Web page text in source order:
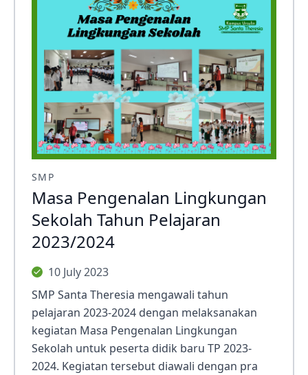
SMP
Masa Pengenalan Lingkungan
Sekolah Tahun Pelajaran
2023/2024
10 July 2023
SMP Santa Theresia mengawali tahun
pelajaran 2023-2024 dengan melaksanakan
kegiatan Masa Pengenalan Lingkungan
Sekolah untuk peserta didik baru TP 2023-
2024. Kegiatan tersebut diawali dengan pra